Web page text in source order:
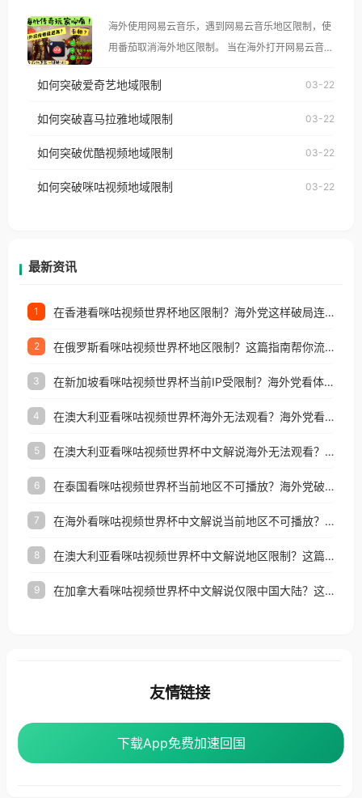
像其他音乐平台一样，出现地区及版权限制问题，且
仅能在中国大陆地区播放。 遇到这个问题的朋友们，
使用番茄回国加速器，即可解决「海外用户收听腾讯
台湾、美国、加拿大、澳大利亚、欧洲等国家和地区
权限制所困扰。
海外使用网易云音乐，遇到网易云音乐地区限制，使
用番茄取消海外地区限制。 当在海外打开网易云音
播放”的提示语。 海外用户如香港、澳门、台湾、美
国、加拿大、澳大利亚、欧洲等国家和地区时，网易
制问题，且仅能在中国大陆地区播放。 遇到这个问题
户收听网易云音乐地区版权限制」的问题，无论人在
如何突破爱奇艺地域限制 03-22
如何突破喜马拉雅地域限制 03-22
如何突破优酷视频地域限制 03-22
如何突破咪咕视频地域限制 03-22
最新资讯
1 在香港看咪咕视频世界杯地区限制？海外党这样破局连看7天不卡顿！
2 在俄罗斯看咪咕视频世界杯地区限制？这篇指南帮你流畅看中文解说赛事
3 在新加坡看咪咕视频世界杯当前IP受限制？海外党看体育赛事的终极破局指南
4 在澳大利亚看咪咕视频世界杯海外无法观看？海外党看国内体育直播的终极解法
5 在澳大利亚看咪咕视频世界杯中文解说海外无法观看？这篇指南帮你搞定所有体育直播难题
6 在泰国看咪咕视频世界杯当前地区不可播放？海外党破局看中文解说赛事指南
7 在海外看咪咕视频世界杯中文解说当前地区不可播放？这篇指南帮你搞定所有体育赛事直播难题
8 在澳大利亚看咪咕视频世界杯中文解说地区限制？这篇指南帮你搞定海外观赛难题
9 在加拿大看咪咕视频世界杯中文解说仅限中国大陆？这篇指南帮你轻松解锁中文解说和赛事直播
下载App免费加速回国
下载App免费加速回国
友情链接